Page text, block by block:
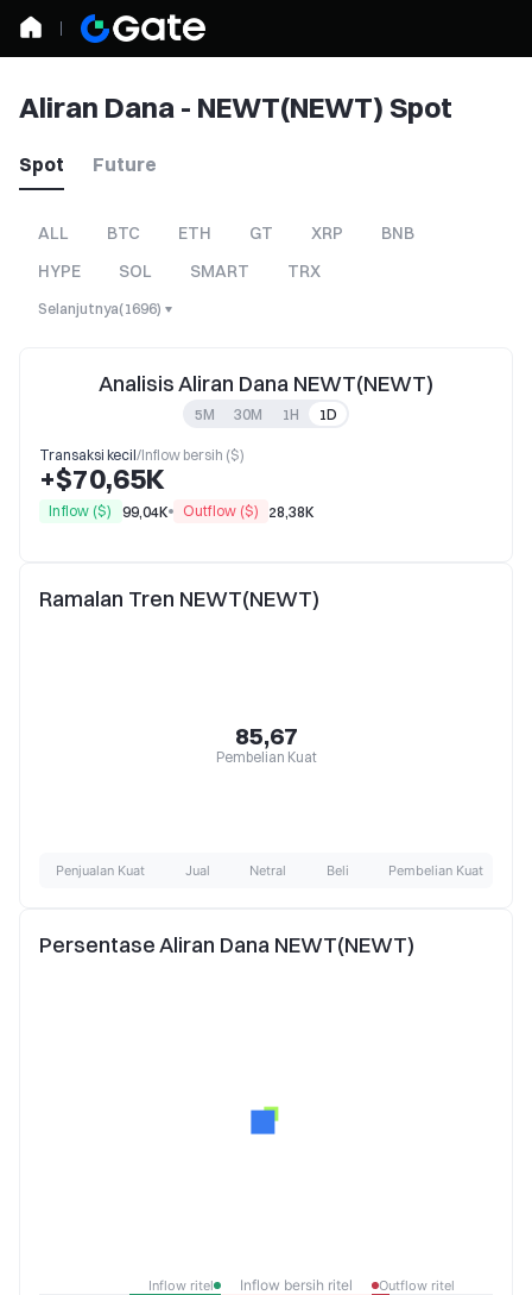
Aliran Dana - NEWT(NEWT) Spot
Spot Future
ALL BTC ETH GT XRP
BNB
HYPE
SOL SMART TRX
Selanjutnya(1696)
Analisis Aliran Dana NEWT(NEWT)
5M 30M 1H 1D
Transaksi kecil/Inflow bersih ($)
+$70,65K
Inflow ($) 99,04K Outflow ($) 28,38K
Ramalan Tren NEWT(NEWT)
85,67
Pembelian Kuat
Penjualan Kuat Jual Netral Beli Pembelian Kuat
Persentase Aliran Dana NEWT(NEWT)
Inflow ritel Inflow bersih ritel Outflow ritel